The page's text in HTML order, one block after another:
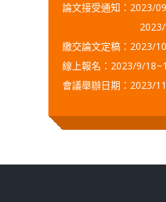
論文接受通知：2023/
繳交論文定稿：2023/
線上報名：2023/9/
會議舉辦日期：2023/